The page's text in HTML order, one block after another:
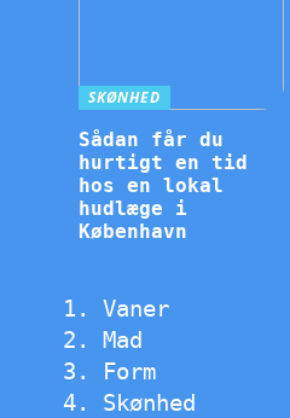
SKØNHED
Sådan får du
hurtigt en tid
hos en lokal
hudlæge i
København
Vaner
Mad
Form
Skønhed